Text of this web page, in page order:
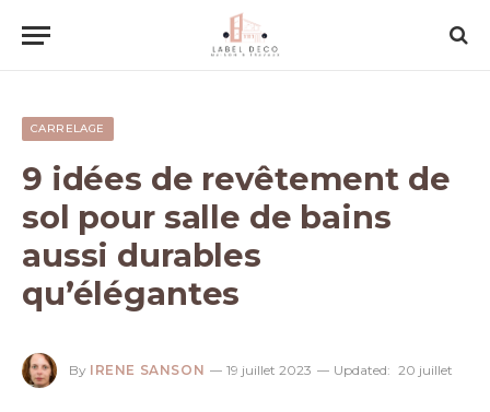
CARRELAGE
9 idées de revêtement de
sol pour salle de bains
aussi durables
qu’élégantes
By IRENE SANSON 19 juillet 2023 Updated: 20 juillet